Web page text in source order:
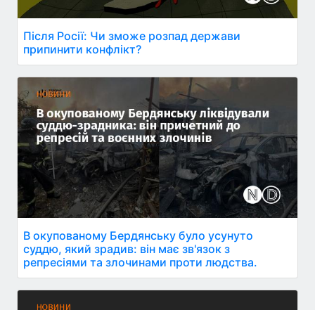
Після Росії: Чи зможе розпад держави
припинити конфлікт?
В окупованому Бердянську було усунуто
суддю, який зрадив: він має зв'язок з
репресіями та злочинами проти людства.